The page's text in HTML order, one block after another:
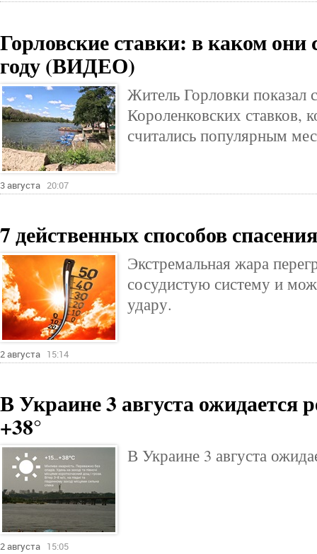
Горловские ставки: в каком они
году (ВИДЕО)
Житель Горловки показал
Короленковских ставков,
считались популярным
3 августа 20:07
7 действенных способов
Экстремальная жара
сосудистую систему и
удару.
2 августа 15:14
В Украине 3 августа ожидается
+38°
В Украине 3 августа
2 августа 15:05